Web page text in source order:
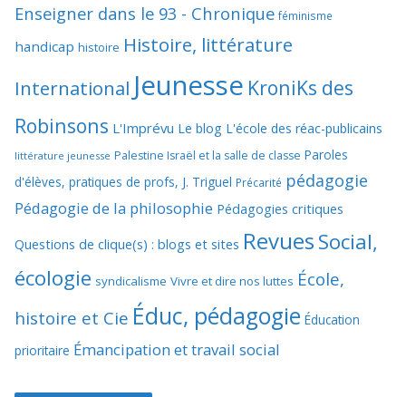
Enseigner dans le 93 - Chronique féminisme
handicap histoire Histoire, littérature
International Jeunesse KroniKs des
Robinsons L'Imprévu Le blog L'école des réac-publicains
littérature jeunesse Palestine Israël et la salle de classe Paroles
d'élèves, pratiques de profs, J. Triguel Précarité pédagogie
Pédagogie de la philosophie Pédagogies critiques
Questions de clique(s) : blogs et sites RevuesSocial,
écologie syndicalisme Vivre et dire nos luttes École,
histoire et Cie Éduc, pédagogie Éducation
prioritaire Émancipation et travail social